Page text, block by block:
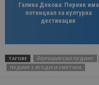
Галина Декова: Перник има
потенциал за културна
дестинация
ТАГОВЕ ЙОРКШИРСКИ ПУДИНГ
ПУДИНГ С ЯГОДИ И СМЕТАНА